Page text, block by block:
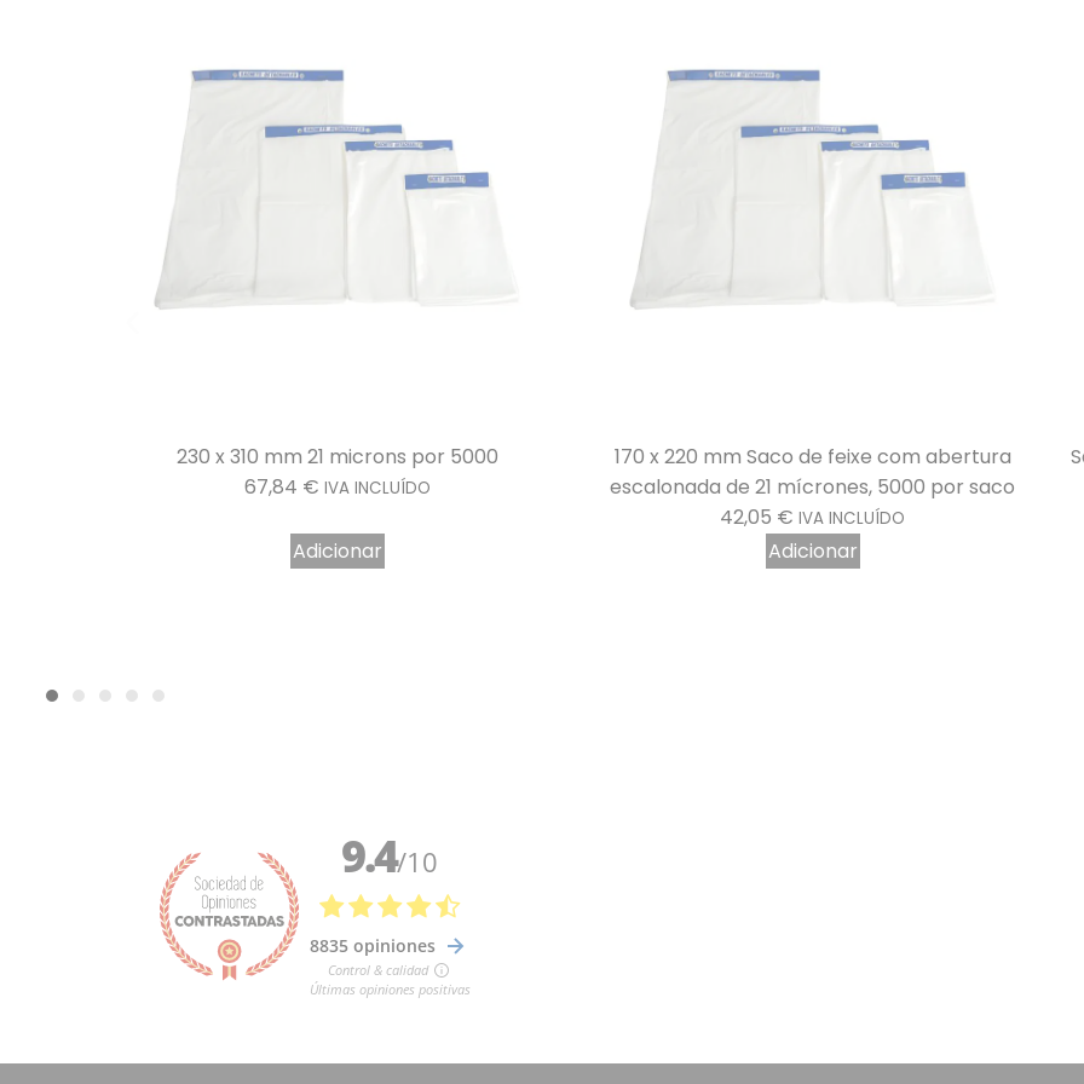
170 x 220 mm Saco de feixe com abertura
escalonada de 21 mícrones, 5000 por saco
Adicionar
Saco de feixe com abertura escalonada 350 x
500 mm 21 microns por 3000
106,42€ IVA INCLUÍDO
Adicionar